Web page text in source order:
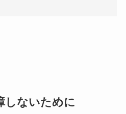
ないために